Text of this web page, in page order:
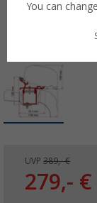
UVP 389,- €
279,- €
You can